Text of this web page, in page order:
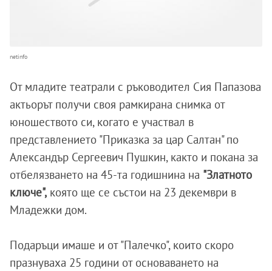
netinfo
От младите театрали с ръководител Сия Папазова
актьорът получи своя рамкирана снимка от
юношеството си, когато е участвал в
представлението "Приказка за цар Салтан" по
Александър Сергеевич Пушкин, както и покана за
отбелязването на 45-та годишнина на "Златното
ключе", която ще се състои на 23 декември в
Младежки дом.
Подаръци имаше и от "Палечко", които скоро
празнуваха 25 години от основаването на